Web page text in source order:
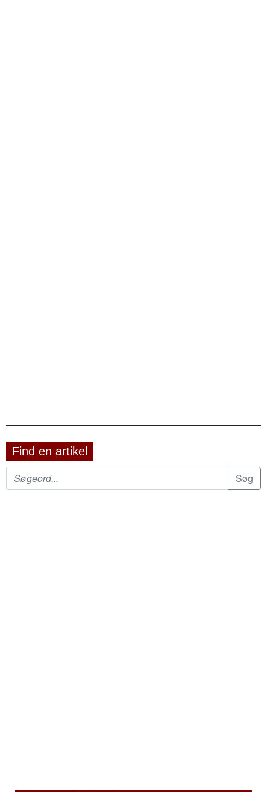
Find en artikel